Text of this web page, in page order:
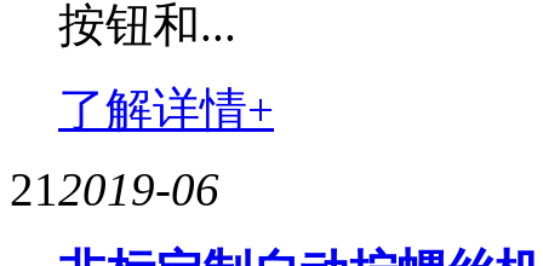
按钮和...
了解详情+
212019-06